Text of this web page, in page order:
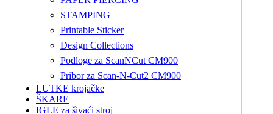
STAMPING
Printable Sticker
Design Collections
Podloge za ScanNCut CM900
Pribor za Scan-N-Cut2 CM900
LUTKE krojačke
ŠKARE
IGLE za šivaći stroj